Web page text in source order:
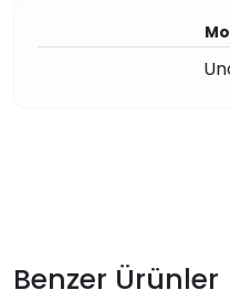
Benzer Ürünler